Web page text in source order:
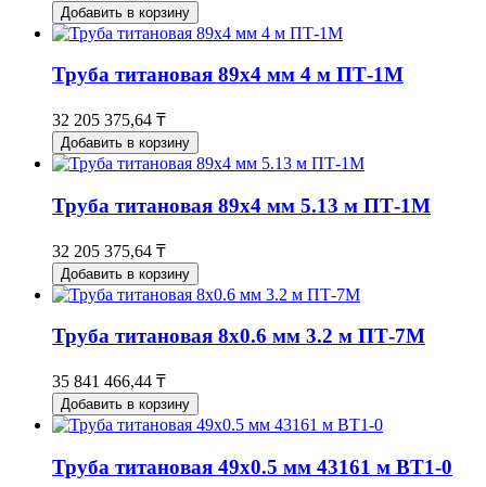
Добавить в корзину
Труба титановая 89х4 мм 4 м ПТ-1М
32 205 375,64 ₸
Добавить в корзину
Труба титановая 89х4 мм 5.13 м ПТ-1М
32 205 375,64 ₸
Добавить в корзину
Труба титановая 8х0.6 мм 3.2 м ПТ-7М
35 841 466,44 ₸
Добавить в корзину
Труба титановая 49х0.5 мм 43161 м ВТ1-0